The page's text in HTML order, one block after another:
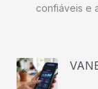
confiáveis e